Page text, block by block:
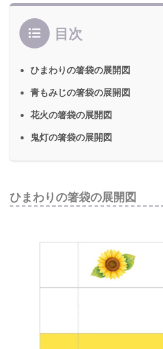
目次
ひまわりの箸袋の展開図
青もみじの箸袋の展開図
花火の箸袋の展開図
鬼灯の箸袋の展開図
ひまわりの箸袋の展開図